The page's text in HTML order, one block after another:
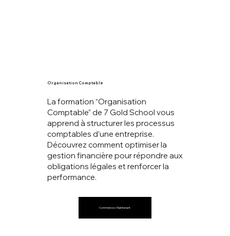
Organisation Comptable
La formation “Organisation
Comptable” de 7 Gold School vous
apprend à structurer les processus
comptables d’une entreprise.
Découvrez comment optimiser la
gestion financière pour répondre aux
obligations légales et renforcer la
performance.
Commencez Maintenant